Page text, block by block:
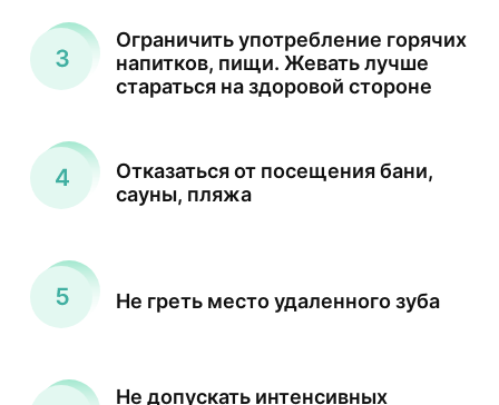
Ограничить употребление горячих
напитков, пищи. Жевать лучше
стараться на здоровой стороне
Отказаться от посещения бани,
сауны, пляжа
Не греть место удаленного зуба
Не допускать интенсивных